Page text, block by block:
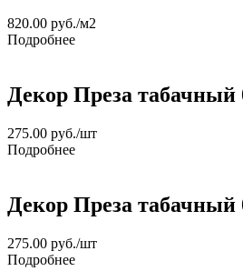
820.00 руб./м2
Подробнее
Декор Преза табачный
275.00 руб./шт
Подробнее
Декор Преза табачный
275.00 руб./шт
Подробнее